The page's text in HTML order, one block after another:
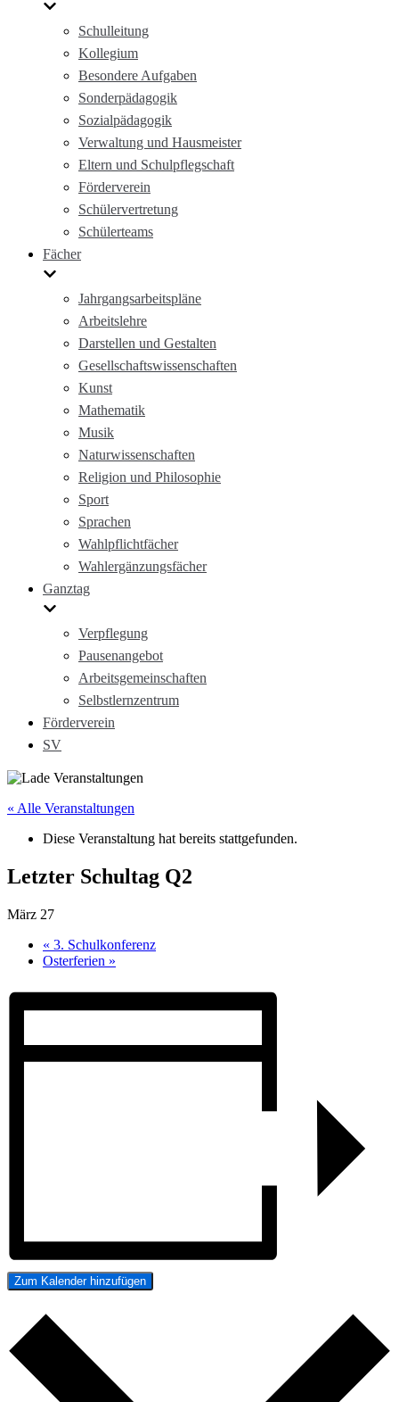
Schulleitung
Kollegium
Besondere Aufgaben
Sonderpädagogik
Sozialpädagogik
Verwaltung und Hausmeister
Eltern und Schulpflegschaft
Förderverein
Schülervertretung
Schülerteams
Fächer
Jahrgangsarbeitspläne
Arbeitslehre
Darstellen und Gestalten
Gesellschaftswissenschaften
Kunst
Mathematik
Musik
Naturwissenschaften
Religion und Philosophie
Sport
Sprachen
Wahlpflichtfächer
Wahlergänzungsfächer
Ganztag
Verpflegung
Pausenangebot
Arbeitsgemeinschaften
Selbstlernzentrum
Förderverein
SV
« Alle Veranstaltungen
Diese Veranstaltung hat bereits stattgefunden.
Letzter Schultag Q2
März 27
« 3. Schulkonferenz
Osterferien »
Zum Kalender hinzufügen